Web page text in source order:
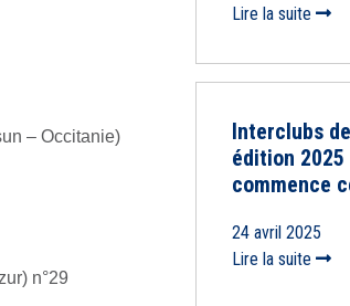
– Occitanie)
n°29
Lire la suite
Interclubs
édition 2025
commence
24 avril 2025
Lire la suite